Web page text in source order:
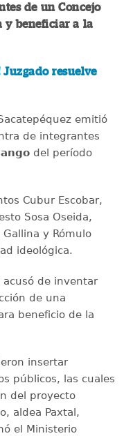
de un Concejo
y beneficiar a la
Juzgado resuelve
emitió
de integrantes
del período
Cubur Escobar,
Sosa Oseida,
y Rómulo
ideológica.
acusó de inventar
de una
beneficio de la
insertar
públicos, las cuales
del proyecto
aldea Paxtal,
el Ministerio